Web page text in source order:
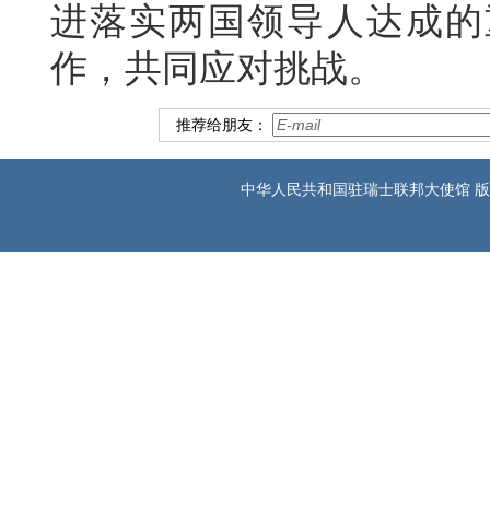
进落实两国领导人达成
作，共同应对挑战。
推荐给朋友：
中华人民共和国驻瑞士联邦大使馆